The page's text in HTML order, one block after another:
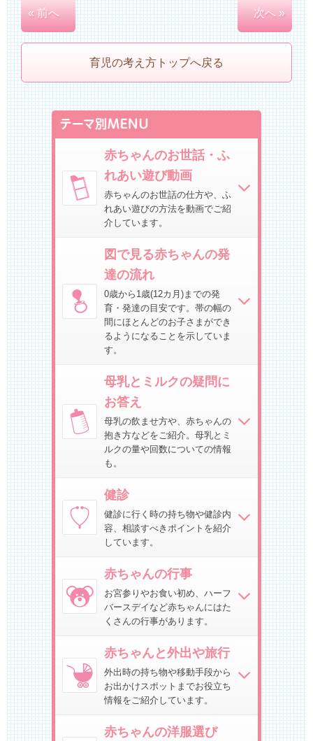
« 前へ 次へ »
育児の考え方トップへ戻る
赤ちゃんのお世話・ふ
れあい遊び動画
赤ちゃんのお世話の仕方や、ふ
れあい遊びの方法を動画でご紹
介しています。
図で見る赤ちゃんの発
達の流れ
0歳から1歳(12カ月)までの発
育・発達の目安です。帯の幅の
間にほとんどのお子さまができ
るようになることを示していま
す。
母乳とミルクの疑問に
お答え
母乳の飲ませ方や、赤ちゃんの
抱き方などをご紹介。母乳とミ
ルクの量や回数についての情報
も。
健診
健診に行く時の持ち物や健診内
容、相談すべきポイントを紹介
しています。
赤ちゃんの行事
お宮参りやお食い初め、ハーフ
バースデイなど赤ちゃんにはた
くさんの行事があります。
赤ちゃんと外出や旅行
外出時の持ち物や移動手段から
お出かけスポットまでお役立ち
情報をご紹介しています。
赤ちゃんの洋服選び